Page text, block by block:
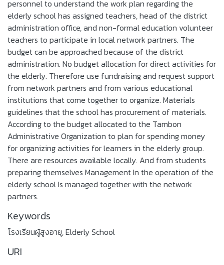
personnel to understand the work plan regarding the
elderly school has assigned teachers, head of the district
administration office, and non-formal education volunteer
teachers to participate in local network partners. The
budget can be approached because of the district
administration. No budget allocation for direct activities for
the elderly. Therefore use fundraising and request support
from network partners and from various educational
institutions that come together to organize. Materials
guidelines that the school has procurement of materials.
According to the budget allocated to the Tambon
Administrative Organization to plan for spending money
for organizing activities for learners in the elderly group.
There are resources available locally. And from students
preparing themselves Management In the operation of the
elderly school Is managed together with the network
partners.
Keywords
โรงเรียนผู้สูงอายุ,Elderly School
URI